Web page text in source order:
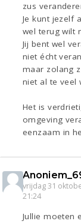
zus
Je kunt jezelf
wel terug wilt
Jij bent wel
niet écht
maar zolang
niet al te veel
Het is
omgeving
eenzaam in
vrijdag 31
21:24
Jullie moeten